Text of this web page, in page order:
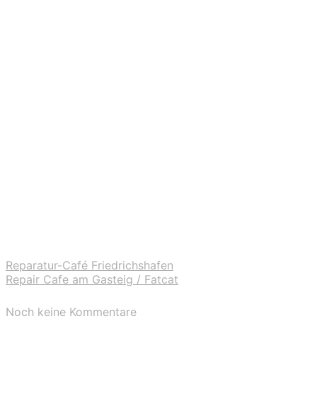
Reparatur-Café Friedrichshafen
Repair Cafe am Gasteig / Fatcat
Noch keine Kommentare